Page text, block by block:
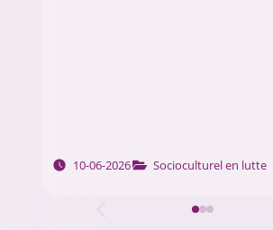
10-06-2026 Socioculturel en lutte